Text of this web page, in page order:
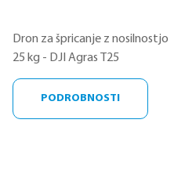
Dron za špricanje z nosilnostjo
25 kg - DJI Agras T25
PODROBNOSTI